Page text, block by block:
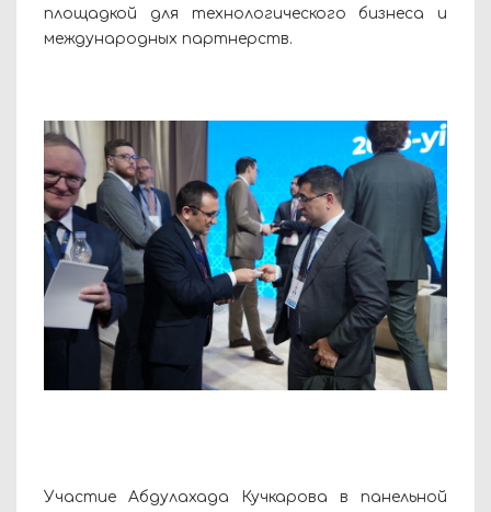
площадкой для технологического бизнеса и
международных партнерств.
Участие Абдулахада Кучкарова в панельной